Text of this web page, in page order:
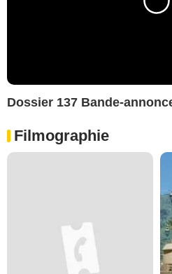
Dossier 137 Bande-
Filmographie